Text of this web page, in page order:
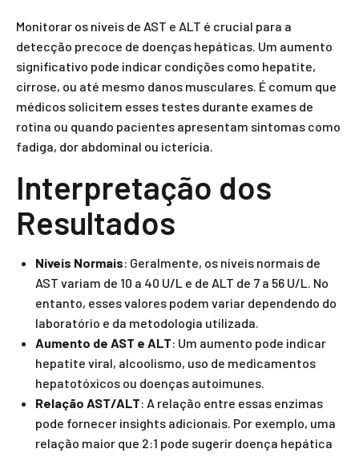
Monitorar os níveis de AST e ALT é crucial para a
detecção precoce de doenças hepáticas. Um aumento
significativo pode indicar condições como hepatite,
cirrose, ou até mesmo danos musculares. É comum que
médicos solicitem esses testes durante exames de
rotina ou quando pacientes apresentam sintomas como
fadiga, dor abdominal ou icterícia.
Interpretação dos
Resultados
Níveis Normais: Geralmente, os níveis normais de
AST variam de 10 a 40 U/L e de ALT de 7 a 56 U/L. No
entanto, esses valores podem variar dependendo do
laboratório e da metodologia utilizada.
Aumento de AST e ALT: Um aumento pode indicar
hepatite viral, alcoolismo, uso de medicamentos
hepatotóxicos ou doenças autoimunes.
Relação AST/ALT: A relação entre essas enzimas
pode fornecer insights adicionais. Por exemplo, uma
relação maior que 2:1 pode sugerir doença hepática